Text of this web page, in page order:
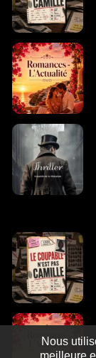
Nous
meilleure